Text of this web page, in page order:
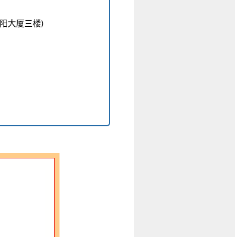
阳大厦三楼)